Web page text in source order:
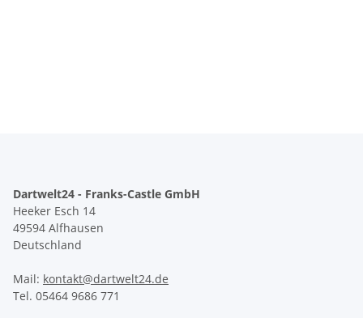
Dartwelt24 - Franks-Castle GmbH
Heeker Esch 14
49594 Alfhausen
Deutschland
Mail: kontakt@dartwelt24.de
Tel. 05464 9686 771